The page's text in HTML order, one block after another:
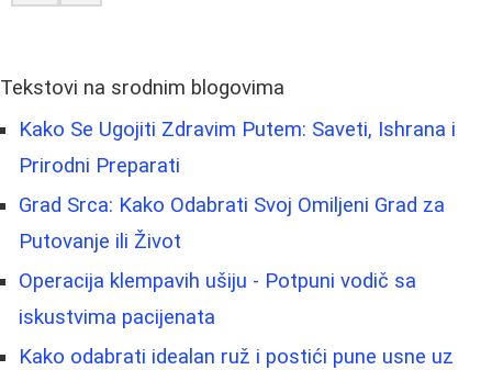
Tekstovi na srodnim blogovima
Kako Se Ugojiti Zdravim Putem: Saveti, Ishrana i
Prirodni Preparati
Grad Srca: Kako Odabrati Svoj Omiljeni Grad za
Putovanje ili Život
Operacija klempavih ušiju - Potpuni vodič sa
iskustvima pacijenata
Kako odabrati idealan ruž i postići pune usne uz